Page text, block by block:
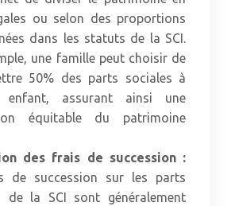
ou selon des proportions
dans les statuts de la SCI.
une famille peut choisir de
50% des parts sociales à
enfant, assurant ainsi une
équitable du patrimoine
des frais de succession :
de succession sur les parts
de la SCI sont généralement